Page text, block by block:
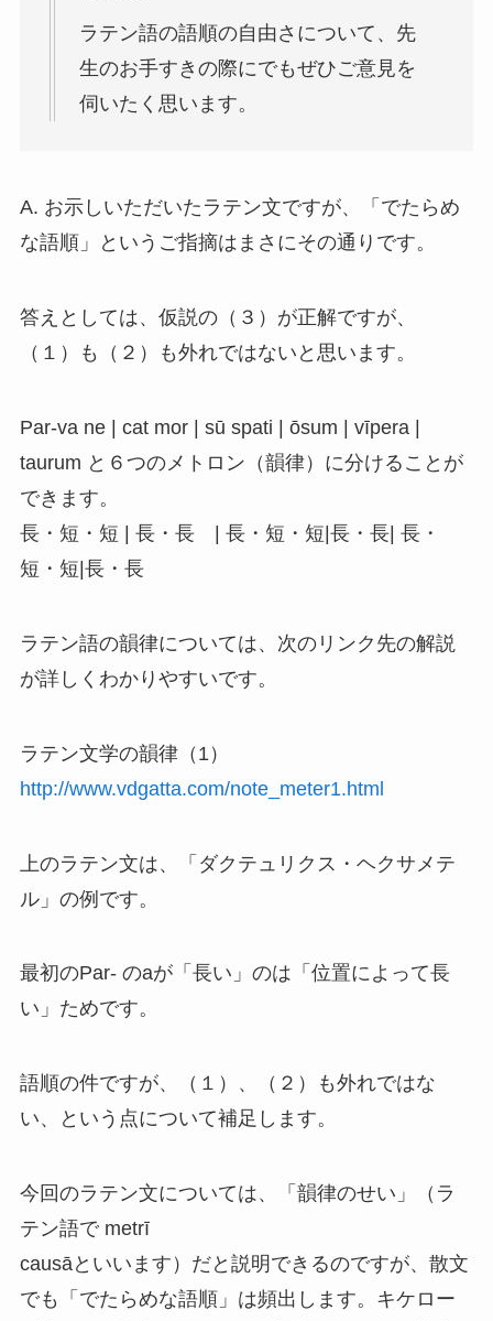
ラテン語の語順の自由さについて、先
生のお手すきの際にでもぜひご意見を
伺いたく思います。
A. お示しいただいたラテン文ですが、「でたらめ
な語順」というご指摘はまさにその通りです。
答えとしては、仮説の（３）が正解ですが、
（１）も（２）も外れではないと思います。
Par-va ne | cat mor | sū spati | ōsum | vīpera |
taurum と６つのメトロン（韻律）に分けることが
できます。
長・短・短 | 長・長 | 長・短・短|長・長| 長・
短・短|長・長
ラテン語の韻律については、次のリンク先の解説
が詳しくわかりやすいです。
ラテン文学の韻律（1）
http://www.vdgatta.com/note_meter1.html
上のラテン文は、「ダクテュリクス・ヘクサメテ
ル」の例です。
最初のPar- のaが「長い」のは「位置によって長
い」ためです。
語順の件ですが、（１）、（２）も外れではな
い、という点について補足します。
今回のラテン文については、「韻律のせい」（ラ
テン語で metrī
causāといいます）だと説明できるのですが、散文
でも「でたらめな語順」は頻出します。キケロー